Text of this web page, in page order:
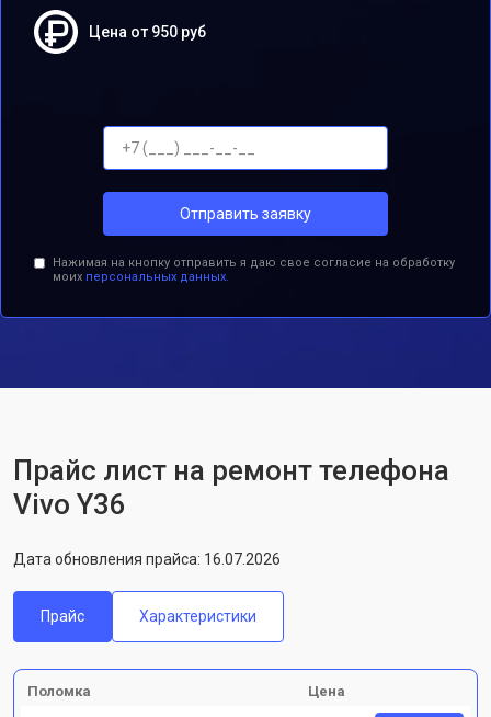
Цена от 950 руб
Отправить заявку
Нажимая на кнопку отправить я даю свое согласие на обработку
моих персональных данных.
Прайс лист на ремонт телефона
Vivo Y36
Дата обновления прайса: 16.07.2026
Прайс Характеристики
Поломка Цена